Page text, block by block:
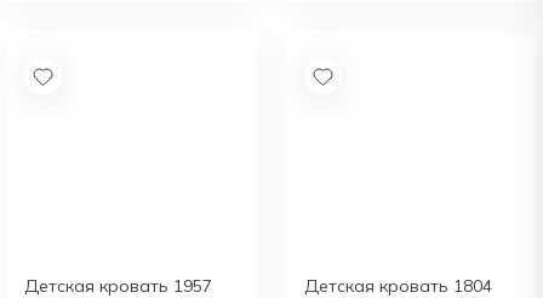
Детская кровать 1957
Детская кровать 1804